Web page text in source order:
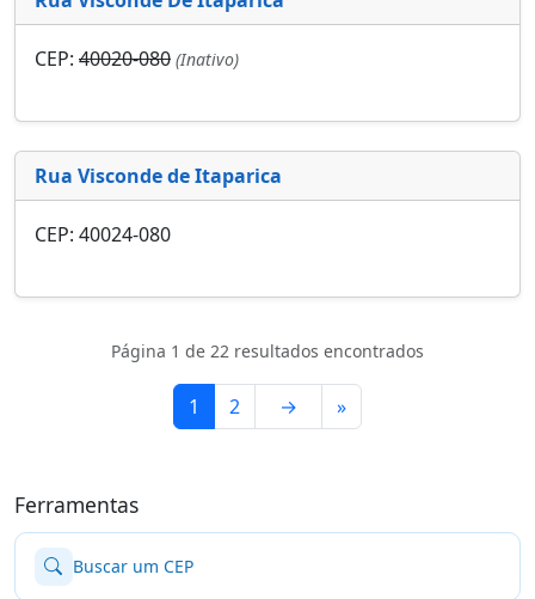
CEP: 40020-080 (Inativo)
Rua Visconde de Itaparica
CEP: 40024-080
Página 1 de 22 resultados encontrados
1 2 → »
Ferramentas
Buscar um CEP